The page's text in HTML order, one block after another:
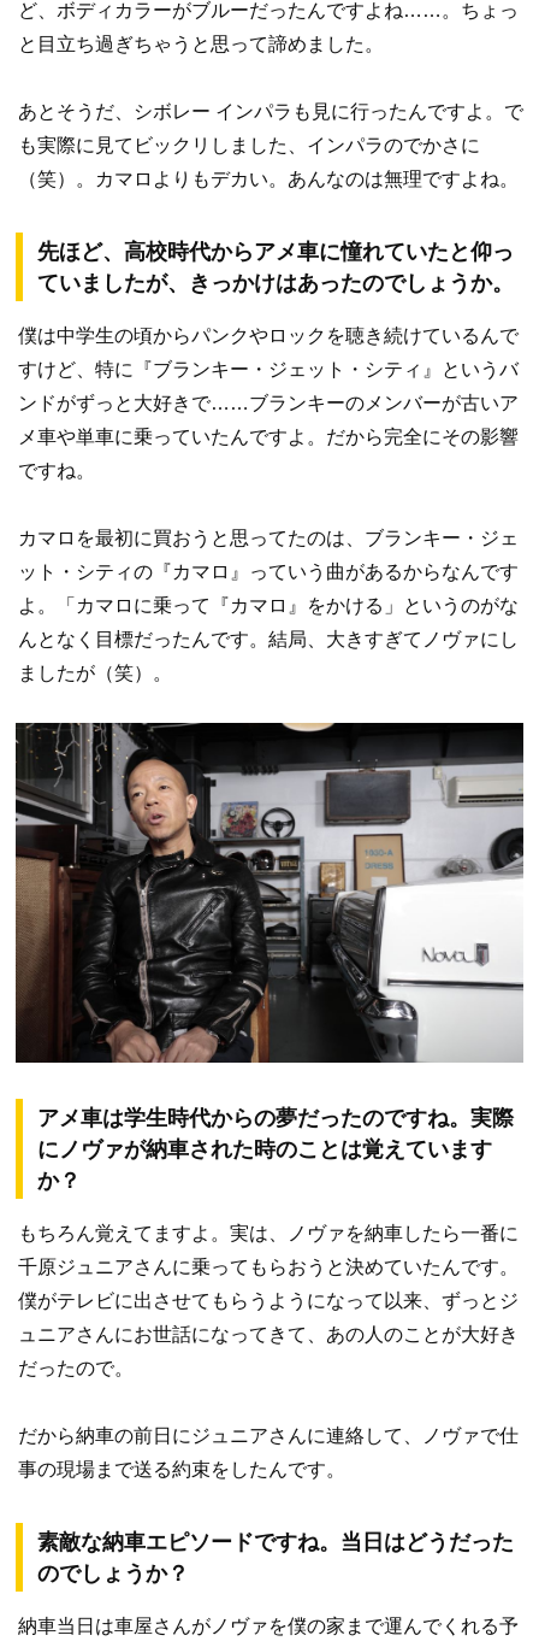
ど、ボディカラーがブルーだったんですよね……。ちょっ
と目立ち過ぎちゃうと思って諦めました。
あとそうだ、シボレー インパラも見に行ったんですよ。で
も実際に見てビックリしました、インパラのでかさに
（笑）。カマロよりもデカい。あんなのは無理ですよね。
先ほど、高校時代からアメ車に憧れていたと仰っ
ていましたが、きっかけはあったのでしょうか。
僕は中学生の頃からパンクやロックを聴き続けているんで
すけど、特に『ブランキー・ジェット・シティ』というバ
ンドがずっと大好きで……ブランキーのメンバーが古いア
メ車や単車に乗っていたんですよ。だから完全にその影響
ですね。
カマロを最初に買おうと思ってたのは、ブランキー・ジェ
ット・シティの『カマロ』っていう曲があるからなんです
よ。「カマロに乗って『カマロ』をかける」というのがな
んとなく目標だったんです。結局、大きすぎてノヴァにし
ましたが（笑）。
アメ車は学生時代からの夢だったのですね。実際
にノヴァが納車された時のことは覚えています
か？
もちろん覚えてますよ。実は、ノヴァを納車したら一番に
千原ジュニアさんに乗ってもらおうと決めていたんです。
僕がテレビに出させてもらうようになって以来、ずっとジ
ュニアさんにお世話になってきて、あの人のことが大好き
だったので。
だから納車の前日にジュニアさんに連絡して、ノヴァで仕
事の現場まで送る約束をしたんです。
素敵な納車エピソードですね。当日はどうだった
のでしょうか？
納車当日は車屋さんがノヴァを僕の家まで運んでくれる予